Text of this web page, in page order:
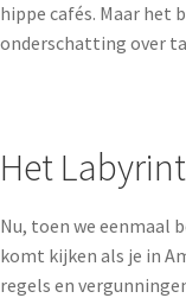
hippe cafés. Maar het
onderschatting over
Het
Nu, toen we eenmaal
komt kijken als je in
regels en